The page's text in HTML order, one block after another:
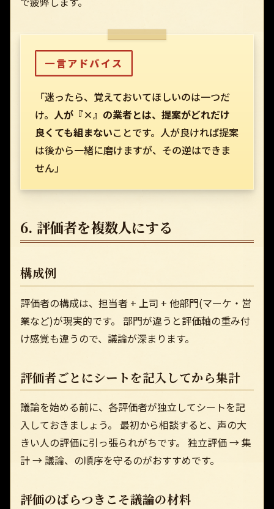
一言アドバイス
「迷ったら、覚えておいてほしいのは一つだ
け。 人が『×』の業者とは、提案がどれだけ
良くても組まないことです。人が良ければ提案
は後から一緒に磨けますが、その逆はできま
せん」
6. 評価者を複数人にする
構成例
評価者の構成は、担当者 + 上司 + 他部門(マーケ・営
業など)が現実的です。 部門が違うと評価軸の重み付
け感覚も違うので、議論が深まります。
評価者ごとにシートを記入してから集計
議論を始める前に、各評価者が独立してシートを記
入しておきましょう。 最初から相談すると、声の大
きい人の評価に引っ張られがちです。 独立評価 → 集
計 → 議論、の順序を守るのがおすすめです。
評価のばらつきこそ議論の材料